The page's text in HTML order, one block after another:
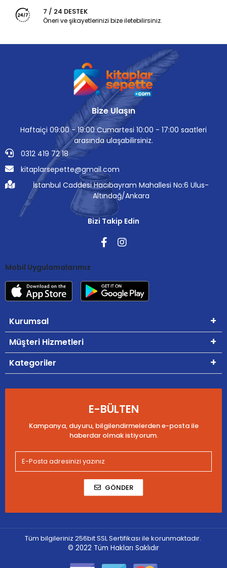
7 / 24 DESTEK
Öneri ve şikayetlerinizi bize iletebilirsiniz.
Bize Ulaşın
Haftaiçi 09:00 - 19:00 Cumartesi 10:00 - 17:00 saatleri
arasında ulaşabilirsiniz.
0312 419 72 18
kitaplarsepette@gmail.com
İstanbul Caddesi Hacıbayram Mahallesi No:6 Ulus-
Altındağ/Ankara
Bizi Takip Edin
Mobil Uygulamalarımız
Kurumsal
Müşteri Hizmetleri
Kategoriler
E-BÜLTEN
Kampanya, duyuru, bilgilendirmelerden e-posta ile
haberdar olmak istiyorum.
GÖNDER
Tüm bilgileriniz 256bit SSL Sertifikası ile korunmaktadır.
© 2022 Tüm Hakları Saklıdır